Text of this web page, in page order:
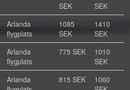
SEK
SEK
Arlanda
flygplats
1085
SEK
1410
SEK
Arlanda
flygplats
775 SEK
1010
SEK
Arlanda
815 SEK
1060